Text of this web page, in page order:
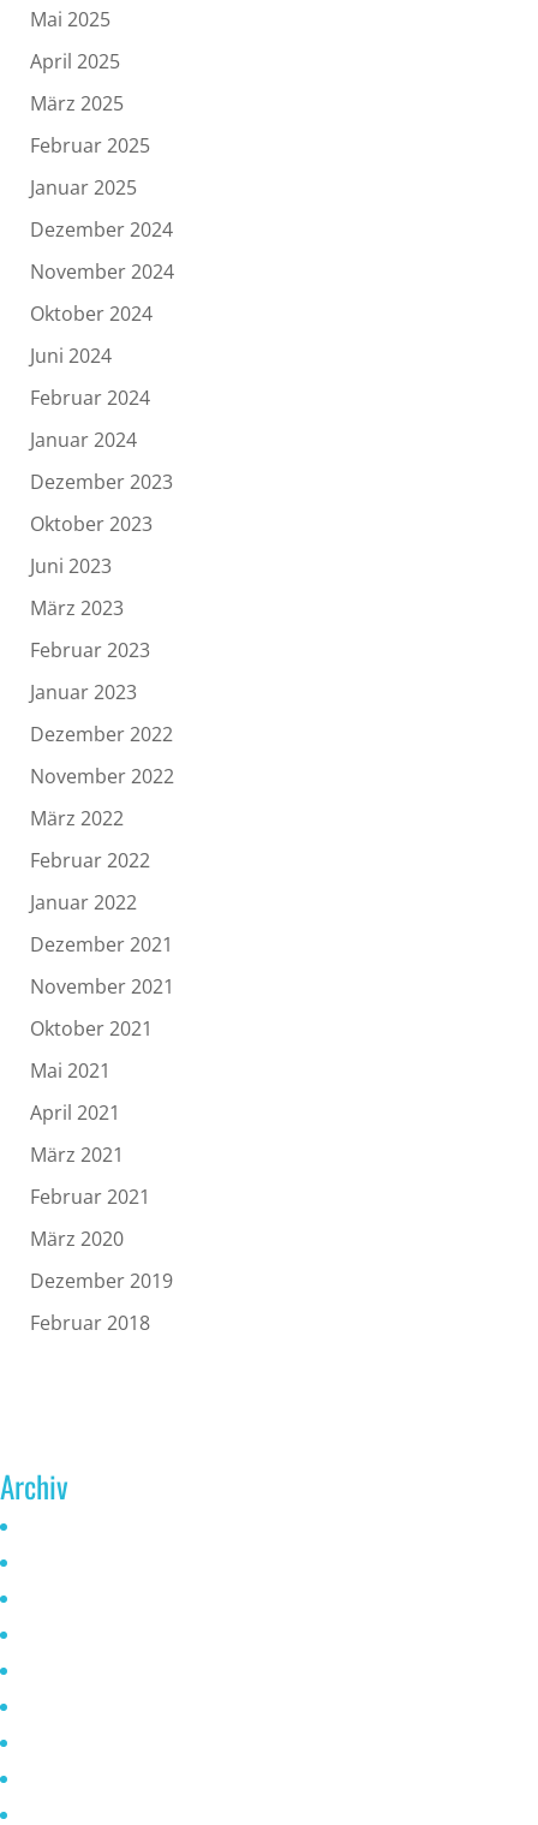
Mai 2025
April 2025
März 2025
Februar 2025
Januar 2025
Dezember 2024
November 2024
Oktober 2024
Juni 2024
Februar 2024
Januar 2024
Dezember 2023
Oktober 2023
Juni 2023
März 2023
Februar 2023
Januar 2023
Dezember 2022
November 2022
März 2022
Februar 2022
Januar 2022
Dezember 2021
November 2021
Oktober 2021
Mai 2021
April 2021
März 2021
Februar 2021
März 2020
Dezember 2019
Februar 2018
Archiv